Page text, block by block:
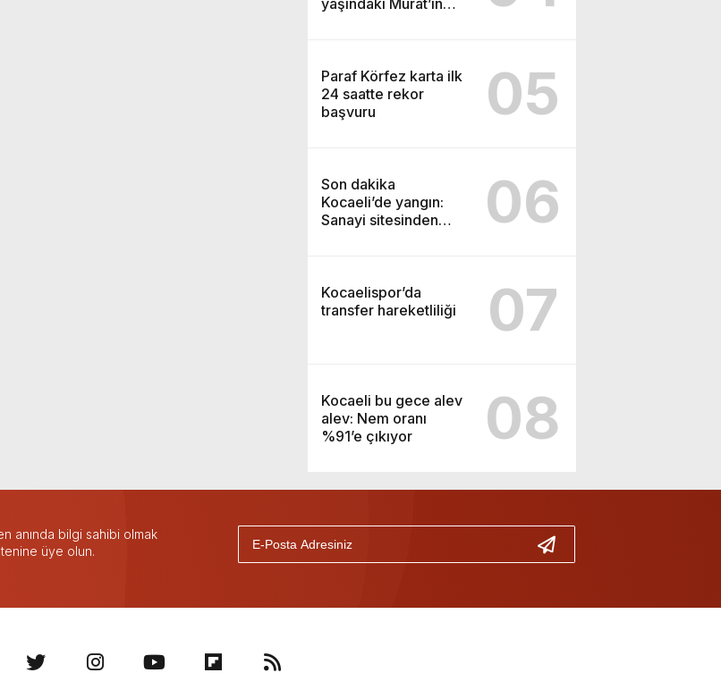
yaşındaki Murat’ın
Paraf Körfez karta ilk
24 saatte rekor
başvuru
05
Son dakika
Kocaeli’de yangın:
Sanayi sitesinden
06
Kocaelispor’da
transfer hareketliliği
07
Kocaeli bu gece alev
alev: Nem oranı
%91’e çıkıyor
08
anında bilgi sahibi olmak
üye olun.